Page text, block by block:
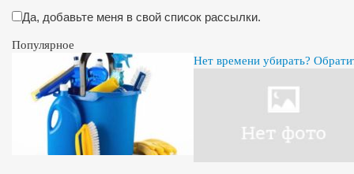
Да, добавьте меня в свой список рассылки.
Популярное
Нет времени убирать?